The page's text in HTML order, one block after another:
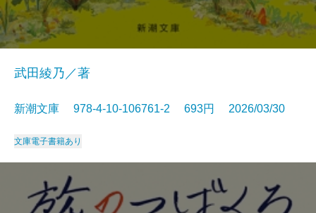
武田綾乃／著
新潮文庫 978-4-10-106761-2 693円 2026/03/30
文庫電子書籍あり